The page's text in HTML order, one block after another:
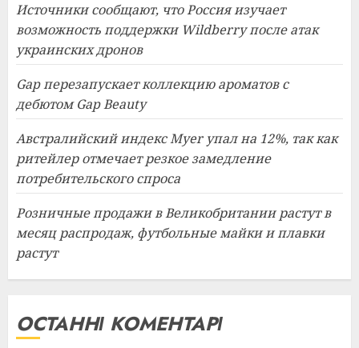
Источники сообщают, что Россия изучает
возможность поддержки Wildberry после атак
украинских дронов
Gap перезапускает коллекцию ароматов с
дебютом Gap Beauty
Австралийский индекс Myer упал на 12%, так как
ритейлер отмечает резкое замедление
потребительского спроса
Розничные продажи в Великобритании растут в
месяц распродаж, футбольные майки и плавки
растут
ОСТАННІ КОМЕНТАРІ